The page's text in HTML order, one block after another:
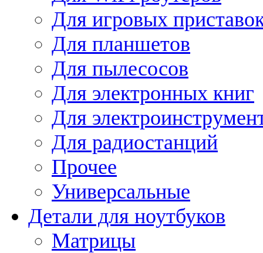
Для игровых
Для планшетов
Для пылесосов
Для электронных книг
Для
Для радиостанций
Прочее
Универсальные
Детали для ноутбуков
Матрицы